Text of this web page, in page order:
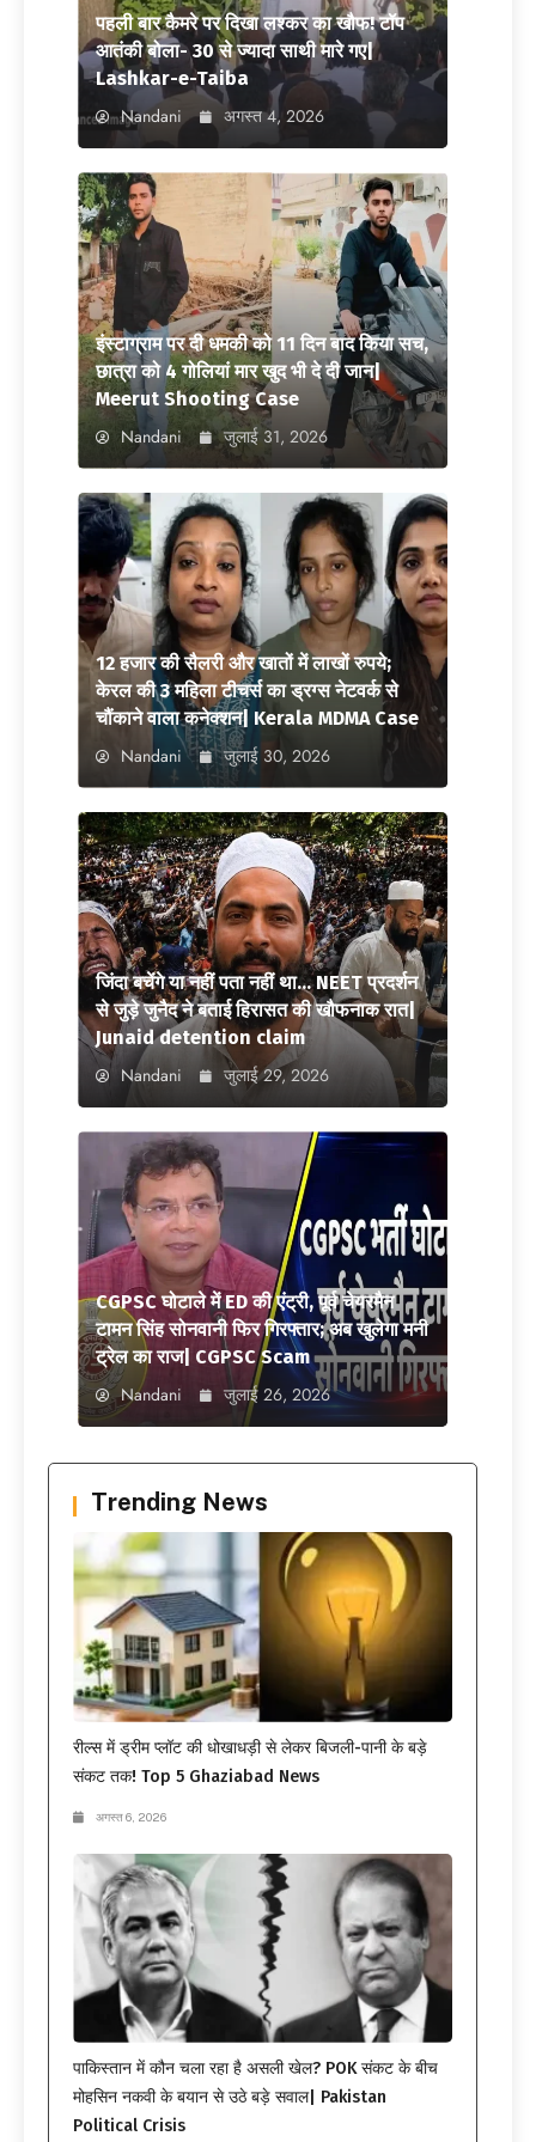
पहली बार कैमरे पर दिखा लश्कर का खौफ! टॉप
आतंकी बोला- 30 से ज्यादा साथी मारे गए|
Lashkar-e-Taiba
Nandani अगस्त 4, 2026
इंस्टाग्राम पर दी धमकी को 11 दिन बाद किया सच,
छात्रा को 4 गोलियां मार खुद भी दे दी जान|
Meerut Shooting Case
Nandani जुलाई 31, 2026
12 हजार की सैलरी और खातों में लाखों रुपये;
केरल की 3 महिला टीचर्स का ड्रग्स नेटवर्क से
चौंकाने वाला कनेक्शन| Kerala MDMA Case
Nandani जुलाई 30, 2026
जिंदा बचेंगे या नहीं पता नहीं था… NEET प्रदर्शन
से जुड़े जुनैद ने बताई हिरासत की खौफनाक रात|
Junaid detention claim
Nandani जुलाई 29, 2026
CGPSC घोटाले में ED की एंट्री, पूर्व चेयरमैन
टामन सिंह सोनवानी फिर गिरफ्तार; अब खुलेगा मनी
ट्रेल का राज| CGPSC Scam
Nandani जुलाई 26, 2026
Trending News
रील्स में ड्रीम प्लॉट की धोखाधड़ी से लेकर बिजली-पानी के बड़े
संकट तक! Top 5 Ghaziabad News
अगस्त 6, 2026
पाकिस्तान में कौन चला रहा है असली खेल? POK संकट के बीच
मोहसिन नकवी के बयान से उठे बड़े सवाल| Pakistan
Political Crisis